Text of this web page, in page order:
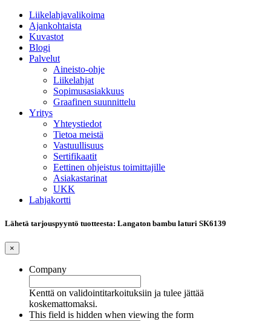
Liikelahjavalikoima
Ajankohtaista
Kuvastot
Blogi
Palvelut
Aineisto-ohje
Liikelahjat
Sopimusasiakkuus
Graafinen suunnittelu
Yritys
Yhteystiedot
Tietoa meistä
Vastuullisuus
Sertifikaatit
Eettinen ohjeistus toimittajille
Asiakastarinat
UKK
Lahjakortti
Lähetä tarjouspyyntö tuotteesta: Langaton bambu laturi SK6139
×
Company
Kenttä on validointitarkoituksiin ja tulee jättää
koskemattomaksi.
This field is hidden when viewing the form